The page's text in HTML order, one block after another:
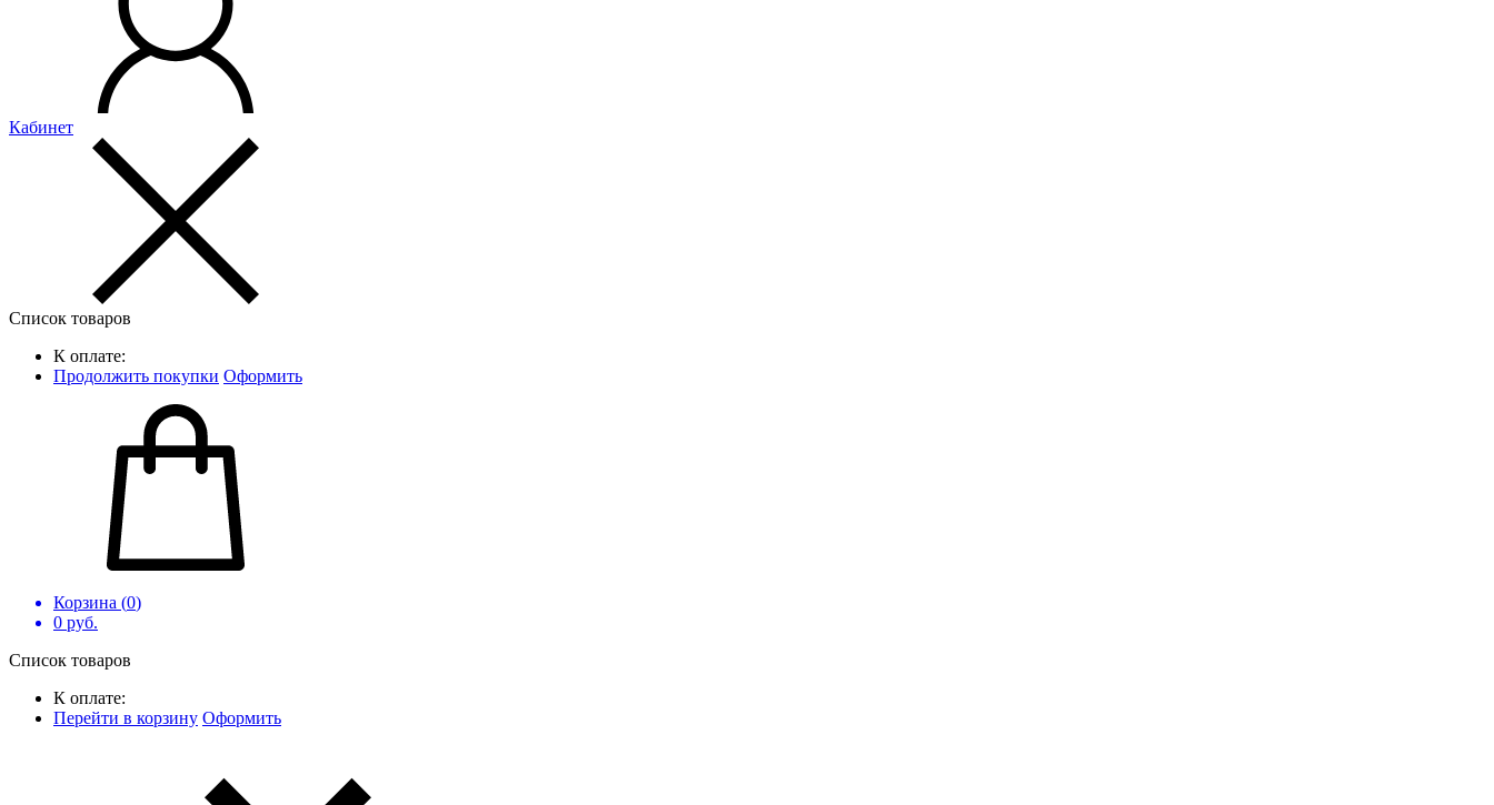
Кабинет
Список товаров
К оплате:
Продолжить покупки Оформить
Корзина (0)
0 руб.
Список товаров
К оплате:
Перейти в корзину Оформить